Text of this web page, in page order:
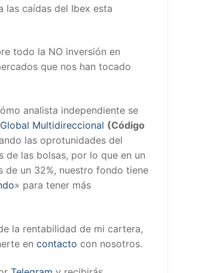
las caídas del Ibex esta
todo la NO inversión en
que nos han tocado
analista independiente se
Multidireccional (Código
las oprotunidades del
de las bolsas, por lo que en un
de un 32%, nuestro fondo tiene
» para tener más
la rentabilidad de mi cartera,
en contacto con nosotros.